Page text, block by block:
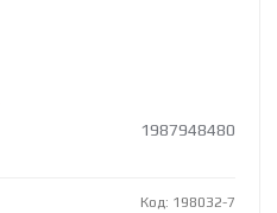
1987948480
Код: 198032-7